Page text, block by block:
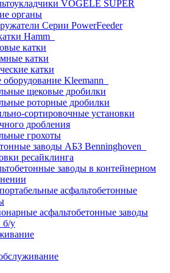
VOGELE SUPER
органы
Серии PowerFeeder
Hamm
катки
катки
катки
Kleemann
щековые дробилки
роторные дробилки
сортировочные установки
дробления
грохоты
заводы АБЗ Benninghoven
ресайклинга
заводы в контейнерном
асфальтобетонные
асфальтобетонные заводы
б/у